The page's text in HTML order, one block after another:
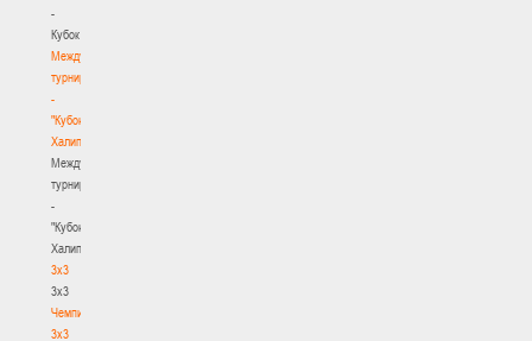
-
Кубок
Международный
турнир
-
"Кубок
Халипского"
Международный
турнир
-
"Кубок
Халипского"
3x3
3x3
Чемпионат
3х3